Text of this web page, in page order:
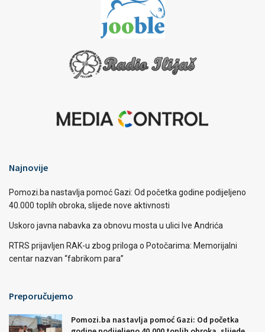
Najnovije
Pomozi.ba nastavlja pomoć Gazi: Od početka godine podijeljeno
40.000 toplih obroka, slijede nove aktivnosti
Uskoro javna nabavka za obnovu mosta u ulici Ive Andrića
RTRS prijavljen RAK-u zbog priloga o Potočarima: Memorijalni
centar nazvan “fabrikom para”
Preporučujemo
Pomozi.ba nastavlja pomoć Gazi: Od početka